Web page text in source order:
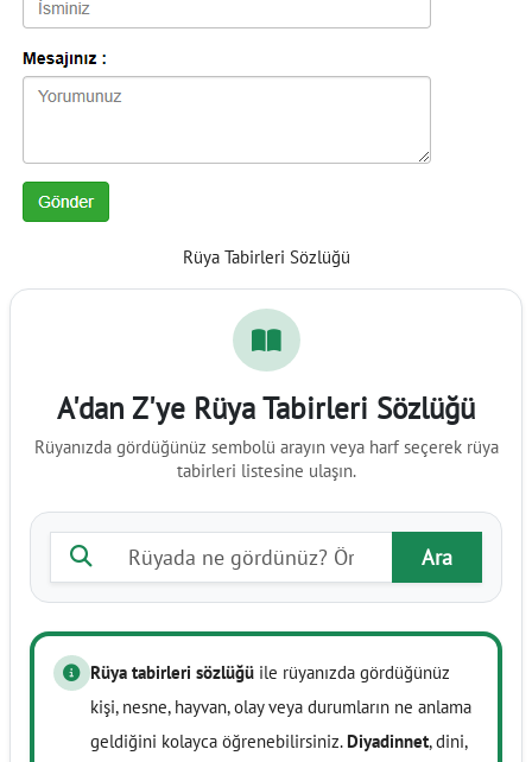
Rüya Tabirleri Sözlüğü
A'dan Z'ye Rüya Tabirleri Sözlüğü
Rüyanızda gördüğünüz sembolü arayın veya harf seçerek rüya
tabirleri listesine ulaşın.
Rüya tabiri ara
Ara
Rüya tabirleri sözlüğü ile rüyanızda gördüğünüz
kişi, nesne, hayvan, olay veya durumların ne anlama
geldiğini kolayca öğrenebilirsiniz. Diyadinnet, dini,